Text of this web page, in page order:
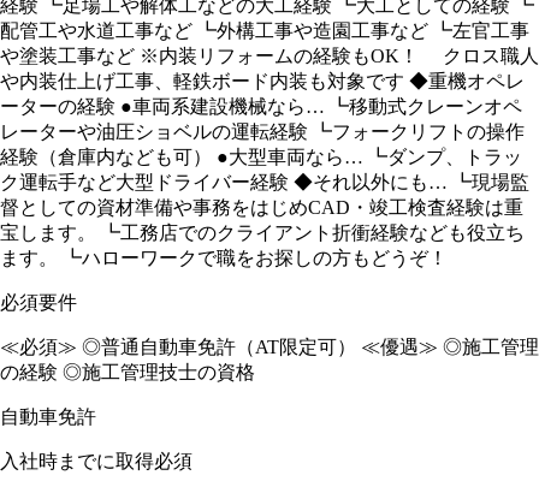
経験 ┗足場工や解体工などの大工経験 ┗大工としての経験 ┗
配管工や水道工事など ┗外構工事や造園工事など ┗左官工事
や塗装工事など ※内装リフォームの経験もOK！ クロス職人
や内装仕上げ工事、軽鉄ボード内装も対象です ◆重機オペレ
ーターの経験 ●車両系建設機械なら… ┗移動式クレーンオペ
レーターや油圧ショベルの運転経験 ┗フォークリフトの操作
経験（倉庫内なども可） ●大型車両なら… ┗ダンプ、トラッ
ク運転手など大型ドライバー経験 ◆それ以外にも… ┗現場監
督としての資材準備や事務をはじめCAD・竣工検査経験は重
宝します。 ┗工務店でのクライアント折衝経験なども役立ち
ます。 ┗ハローワークで職をお探しの方もどうぞ！
必須要件
≪必須≫ ◎普通自動車免許（AT限定可） ≪優遇≫ ◎施工管理
の経験 ◎施工管理技士の資格
自動車免許
入社時までに取得必須